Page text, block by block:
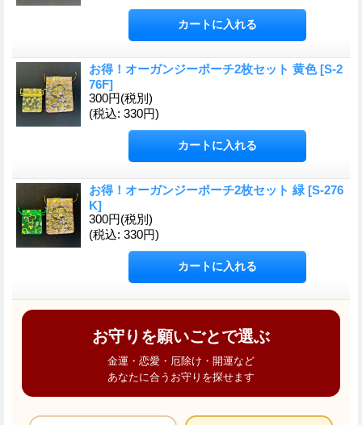
お得！オーガンジーポーチ2枚セット 黄色[S-2
76F]
300円(税別)
(税込: 330円)
お得！オーガンジーポーチ2枚セット 緑 [S-276
K]
300円(税別)
(税込: 330円)
お守りを願いごとで選ぶ
金運・恋愛・厄除け・開運など
あなたに合うお守りを探せます